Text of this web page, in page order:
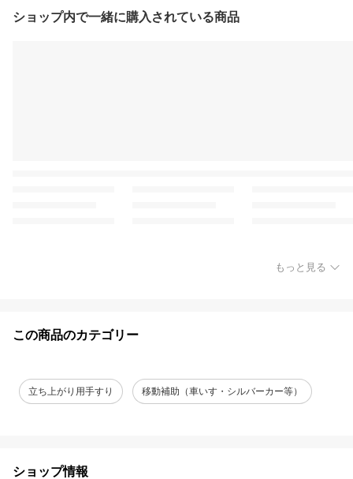
ショップ内で一緒に購入されている商品
もっと見る
この商品のカテゴリー
立ち上がり用手すり 移動補助（車いす・シルバーカー等）
ショップ情報